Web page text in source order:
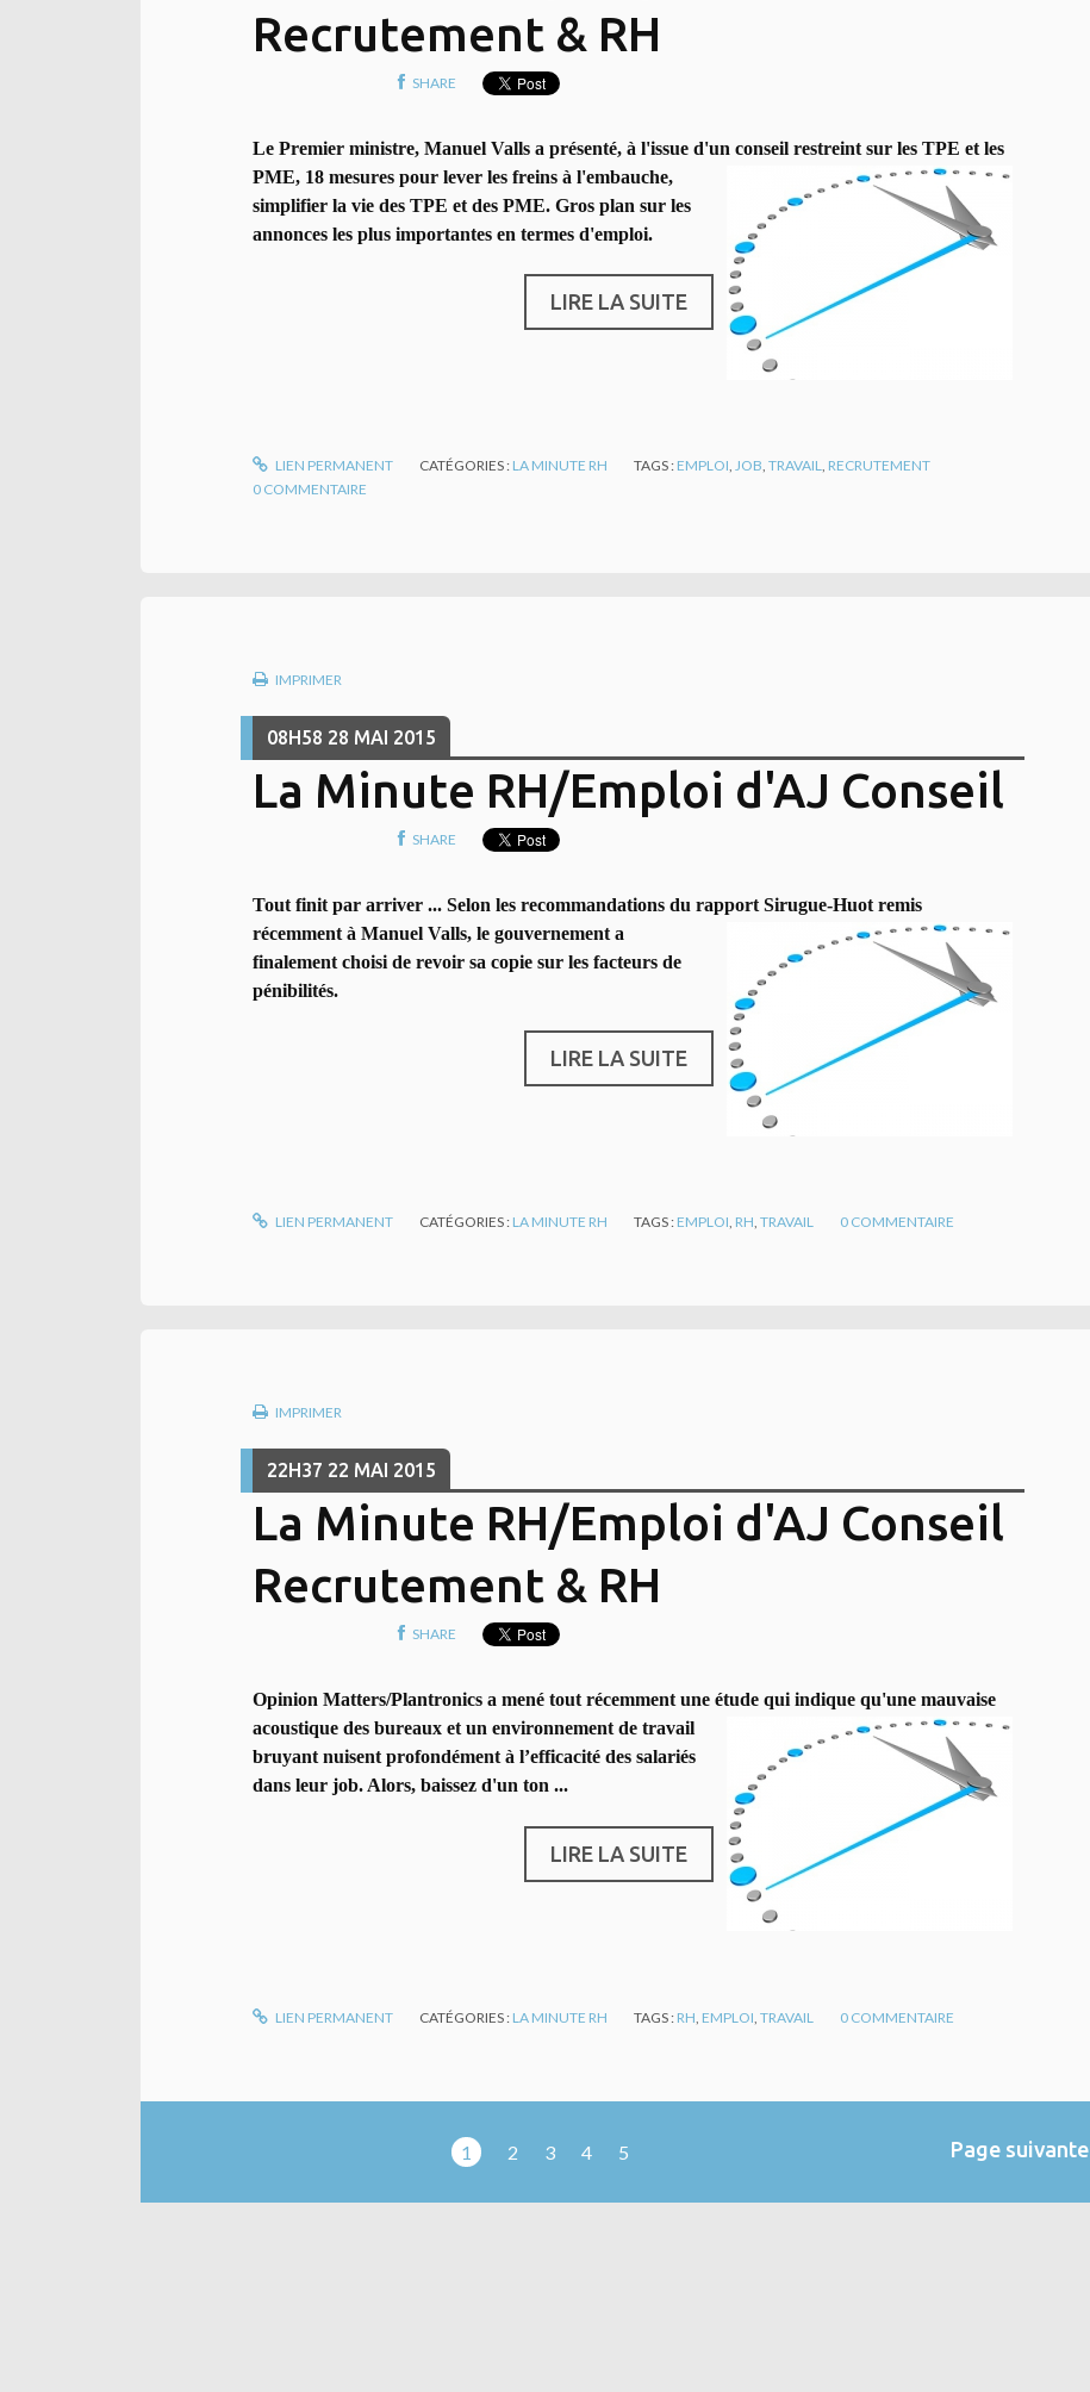
Recrutement & RH
SHARE
Le Premier ministre, Manuel Valls a présenté, à l'issue d'un conseil restreint sur les TPE et les
PME, 18 mesures pour lever les freins à l'embauche,
simplifier la vie des TPE et des PME. Gros plan sur les
annonces les plus importantes en termes d'emploi.
LIRE LA SUITE
LIEN PERMANENT CATÉGORIES : LA MINUTE RH TAGS : EMPLOI,JOB,TRAVAIL, RECRUTEMENT
0 COMMENTAIRE
IMPRIMER
08H58 28 MAI 2015
La Minute RH/Emploi d'AJ Conseil
SHARE
Tout finit par arriver ... Selon les recommandations du rapport Sirugue-Huot remis
récemment à Manuel Valls, le gouvernement a
finalement choisi de revoir sa copie sur les facteurs de
pénibilités.
LIRE LA SUITE
LIEN PERMANENT CATÉGORIES : LA MINUTE RH TAGS : EMPLOI, RH,TRAVAIL 0 COMMENTAIRE
IMPRIMER
22H37 22 MAI 2015
La Minute RH/Emploi d'AJ Conseil
Recrutement & RH
SHARE
Opinion Matters/Plantronics a mené tout récemment une étude qui indique qu'une mauvaise
acoustique des bureaux et un environnement de travail
bruyant nuisent profondément à l’efficacité des salariés
dans leur job. Alors, baissez d'un ton ...
LIRE LA SUITE
LIEN PERMANENT CATÉGORIES : LA MINUTE RH TAGS : RH EMPLOI ,TRAVAIL 0 COMMENTAIRE
1 2 3 4 5 Page suivante